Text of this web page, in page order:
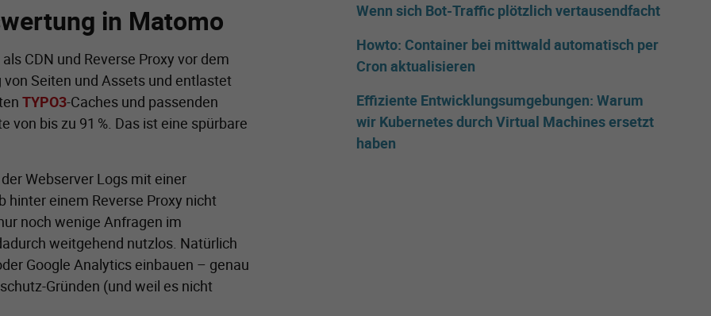
in Matomo
als CDN und Reverse Proxy vor dem
Seiten und Assets und entlastet
TYPO3-Caches und passenden
von bis zu 91 %. Das ist eine spürbare
Webserver Logs mit einer
einem Reverse Proxy nicht
noch wenige Anfragen im
weitgehend nutzlos. Natürlich
Google Analytics einbauen – genau
Gründen (und weil es nicht
Wenn sich Bot-Traffic plötzlich vertausendfacht
Howto: Container bei mittwald automatisch per
Cron aktualisieren
Effiziente Entwicklungsumgebungen: Warum
wir Kubernetes durch Virtual Machines ersetzt
haben